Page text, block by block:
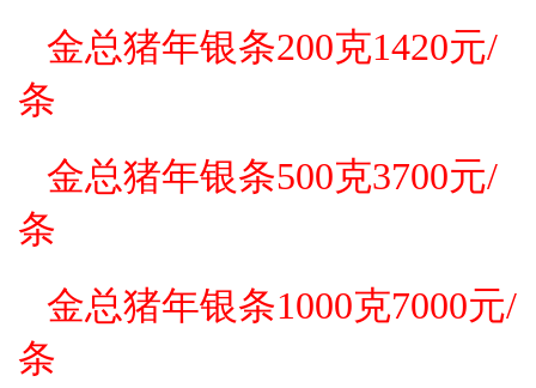
金总猪年银条200克1420元/
条
金总猪年银条500克3700元/
条
金总猪年银条1000克7000元/
条